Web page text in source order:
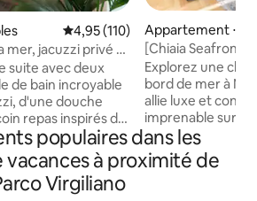
Évaluation moyenne sur la
4,95 (110)
mer, jacuzzi privé et
suite avec deux
de bain incroyable
d'une douche
repas inspirés de
et des
La
et la vue de la
Tout est tout
Appartement ⋅
[Chiaia Seafront]
luxe
Explorez une
bord de mer à
allie luxe et
imprenable sur la
les doubles
culture de
locale dans les
populaires dans les
vacances à proximité de
Virgiliano